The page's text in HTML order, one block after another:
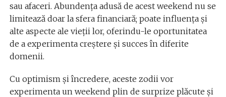
sau afaceri. Abundența adusă de acest weekend nu se
limitează doar la sfera financiară; poate influența și
alte aspecte ale vieții lor, oferindu-le oportunitatea
de a experimenta creștere și succes în diferite
domenii.
Cu optimism și încredere, aceste zodii vor
experimenta un weekend plin de surprize plăcute și